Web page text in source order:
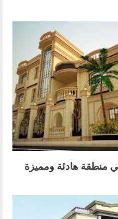
منطقة هادئة ومميزة